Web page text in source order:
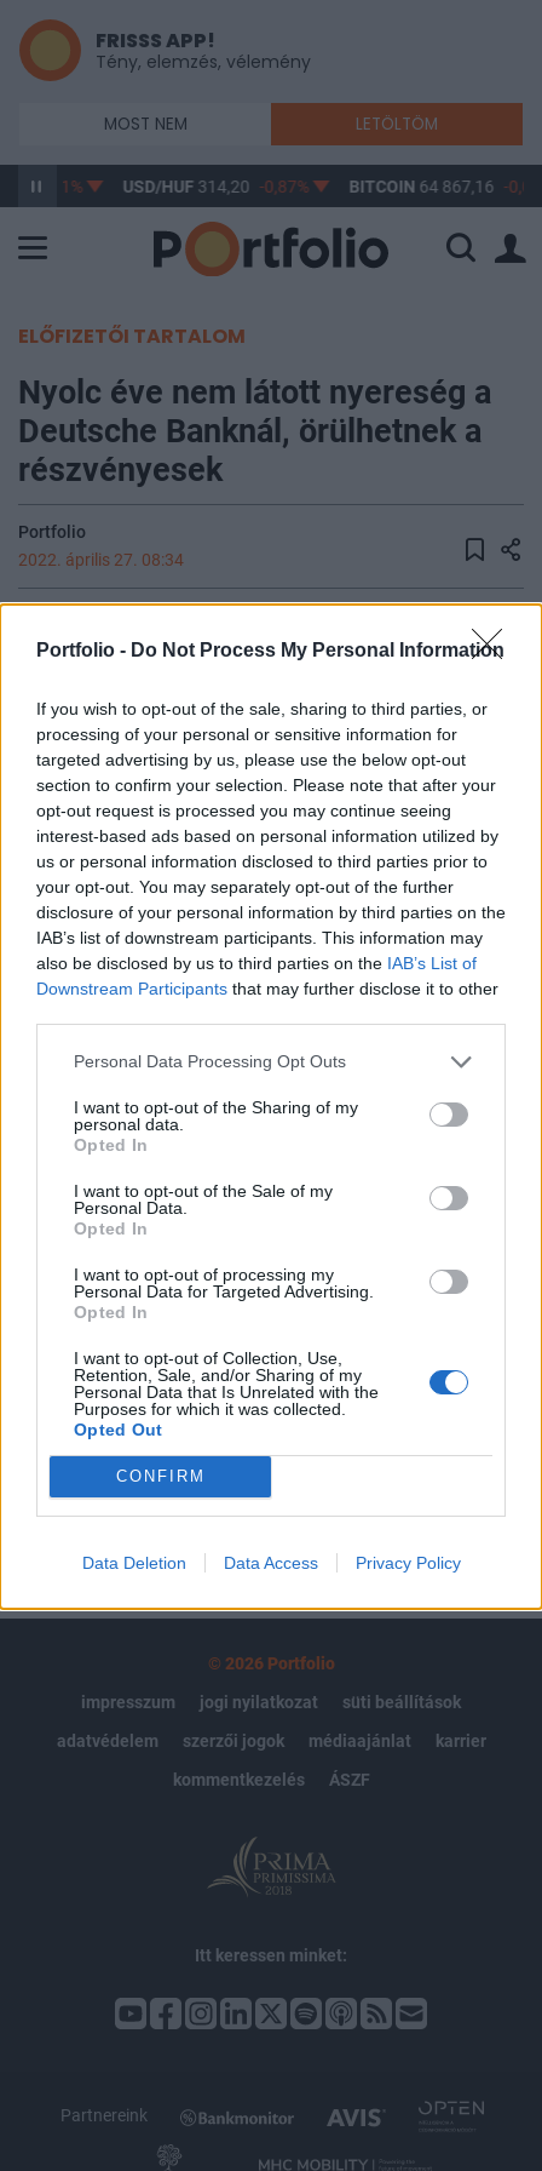
Portfolio - Do Not Process My Personal Information
If you wish to opt-out of the sale, sharing to third parties, or
processing of your personal or sensitive information for
targeted advertising by us, please use the below opt-out
section to confirm your selection. Please note that after your
opt-out request is processed you may continue seeing
interest-based ads based on personal information utilized by
us or personal information disclosed to third parties prior to
your opt-out. You may separately opt-out of the further
disclosure of your personal information by third parties on the
IAB’s list of downstream participants. This information may
also be disclosed by us to third parties on the IAB’s List of
Downstream Participants that may further disclose it to other
Personal Data Processing Opt Outs
I want to opt-out of the Sharing of my
personal data.
Opted In
I want to opt-out of the Sale of my
Personal Data.
Opted In
I want to opt-out of processing my
Personal Data for Targeted Advertising.
Opted In
I want to opt-out of Collection, Use,
Retention, Sale, and/or Sharing of my
Personal Data that Is Unrelated with the
Purposes for which it was collected.
Opted Out
CONFIRM
Data Deletion Data Access Privacy Policy
FRISSS APP!
Tény, elemzés, vélemény
MOST NEM LETÖLTÖM
-0,61% USD/HUF314,20 -0,87% BITCOIN64 867,16 -
ELŐFIZETŐI TARTALOM
Nyolc éve nem látott nyereség a
Deutsche Banknál, örülhetnek a
részvényesek
Portfolio
2022. április 27. 08:34
hetedik egymást követő negyedévben volt
ért el az első negyedévben a Deutsche Bank, a
társaság nettó eredménye 17%-kal nőtt,
felülmúlva az elemzői várakozásokat is.
Future of Finance 2026Szeptember 23-án lesz a Portfolio
Future of Finance 2026 konferenciája, amelyen feltárul a
pénzügyek jövője, érdemes eljönni.Információ és
jelentkezésMa reggel közzétett gyorsjelentésében a bank
figyelmeztetett: az orosz-ukrán konfliktus negatívan hathat
az éves eredményeire, és a hitelezési céltartalékok
A keresett cikk a portfolio.hu hírarchívumához
tartozik, melynek olvasása előfizetéses
regisztrációhoz kötött.
Az előfizetés a következőket tartalmazza:
Portfolio.hu teljes cikkarchívum
Kötéslisták: BÉT elmúlt 2 év napon belüli
kötéslistái
Előfizetés
MÁR ELŐFIZETŐNK VAGY?
© 2026 Portfolio
impresszum
jogi nyilatkozat
süti beállítások
adatvédelem
szerzői jogok médiaajánlat
karrier
kommentkezelés
ÁSZF
Itt keressen minket:
Partnereink